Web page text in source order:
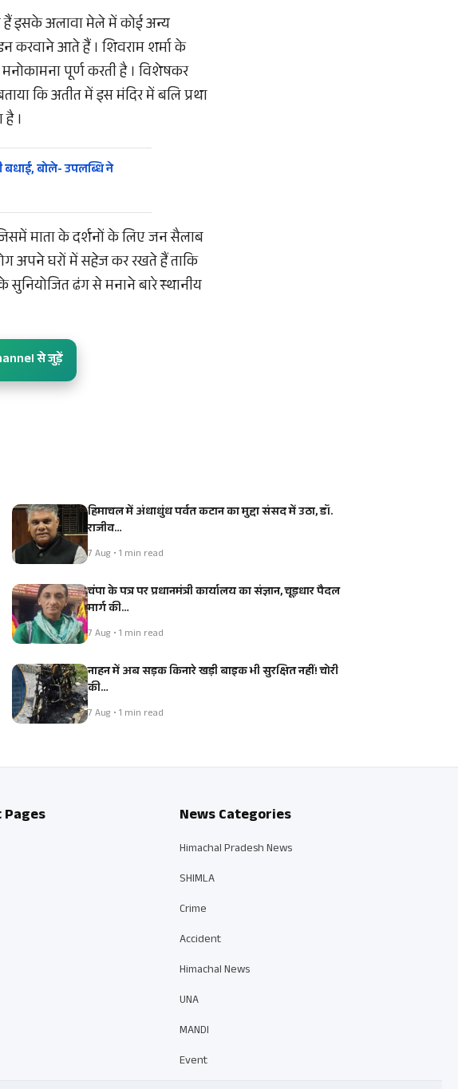
हैं इसके अलावा मेले में कोई अन्य
करवाने आते हैं । शिवराम शर्मा के
पूर्ण करती है । विशेषकर
कि अतीत में इस मंदिर में बलि प्रथा
।
बधाई, बोले- उपलब्धि ने
माता के दर्शनों के लिए जन सैलाब
अपने घरों में सहेज कर रखते हैं ताकि
सुनियोजित ढंग से मनाने बारे स्थानीय
से जुड़ें
हिमाचल में अंधाधुंध पर्वत कटान का मुद्दा संसद में उठा, डॉ.
राजीव…
7 Aug • 1 min read
चंपा के पत्र पर प्रधानमंत्री कार्यालय का संज्ञान, चूड़धार पैदल
मार्ग की…
7 Aug • 1 min read
नाहन में अब सड़क किनारे खड़ी बाइक भी सुरक्षित नहीं! चोरी
की…
7 Aug • 1 min read
News Categories
Himachal Pradesh News
SHIMLA
Crime
Accident
Himachal News
UNA
MANDI
Event